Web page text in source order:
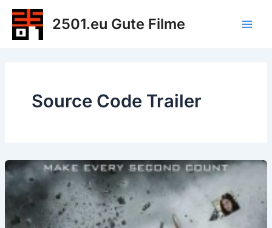
Zum
Inhalt
springen
2501.eu Gute Filme
Source Code Trailer